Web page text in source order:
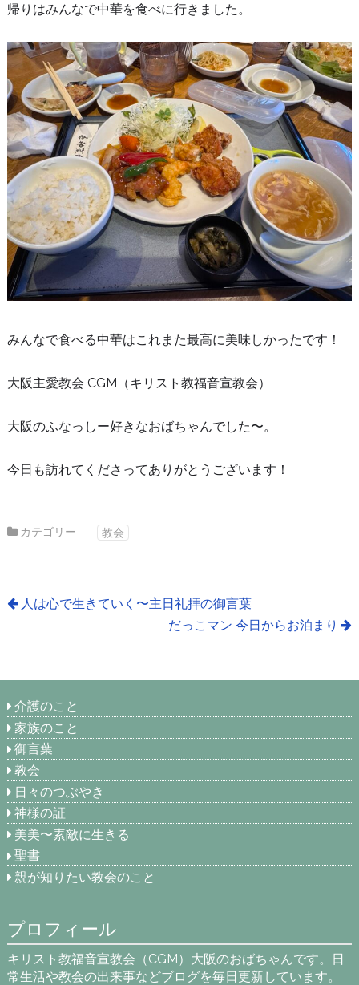
帰りはみんなで中華を食べに行きました。
みんなで食べる中華はこれまた最高に美味しかったです！
大阪主愛教会 CGM（キリスト教福音宣教会）
大阪のふなっしー好きなおばちゃんでした〜。
今日も訪れてくださってありがとうございます！
カテゴリー 教会
人は心で生きていく〜主日礼拝の御言葉
だっこマン 今日からお泊まり
介護のこと
家族のこと
御言葉
教会
日々のつぶやき
神様の証
美美〜素敵に生きる
聖書
親が知りたい教会のこと
プロフィール
キリスト教福音宣教会（CGM）大阪のおばちゃんです。日
常生活や教会の出来事などブログを毎日更新しています。